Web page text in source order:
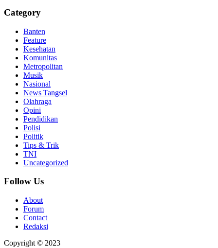
Category
Banten
Feature
Kesehatan
Komunitas
Metropolitan
Musik
Nasional
News Tangsel
Olahraga
Opini
Pendidikan
Polisi
Politik
Tips & Trik
TNI
Uncategorized
Follow Us
About
Forum
Contact
Redaksi
Copyright © 2023